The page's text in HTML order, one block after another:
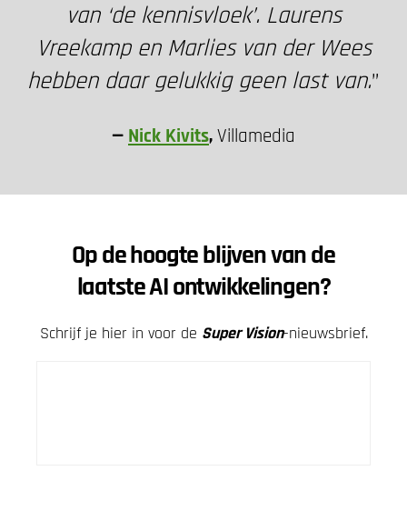
van ‘de kennisvloek’. Laurens
Vreekamp en Marlies van der Wees
hebben daar gelukkig geen last van.”
— Nick Kivits,Villamedia
Op de hoogte blijven van de
laatste AI ontwikkelingen?
Schrijf je hier in voor de Super Vision-nieuwsbrief.